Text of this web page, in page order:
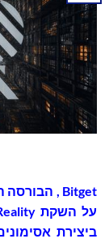
Bitget